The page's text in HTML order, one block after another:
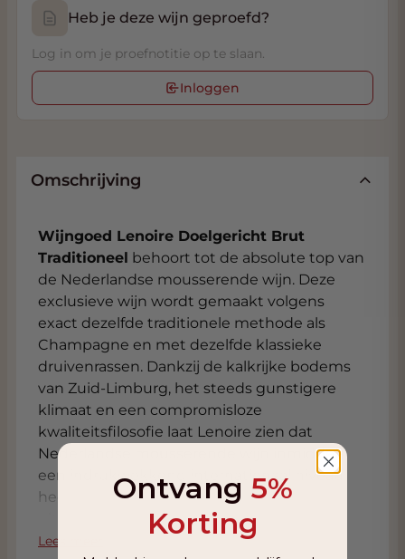
Heb je deze wijn geproefd?
Log in om je proefnotitie op te slaan.
Inloggen
Omschrijving
Wijngoed Lenoire Doelgericht Brut
Traditioneel behoort tot de absolute top van
de Nederlandse mousserende wijn. Deze
exclusieve wijn wordt gemaakt volgens
exact dezelfde traditionele methode als
Champagne en met dezelfde klassieke
druivenrassen. Dankzij de kalkrijke bodems
van Zuid-Limburg, het steeds gunstigere
klimaat en een compromisloze
kwaliteitsfilosofie laat Lenoire zien dat
Nederlandse mousserende wijn inmiddels
een indrukwekkend internationaal niveau
heeft bereikt. Dit is een schaarse magnum
uitvoering van 1.5 liter.
Wijngoed Lenoire
Lees meer
Ontvang 5%
Korting